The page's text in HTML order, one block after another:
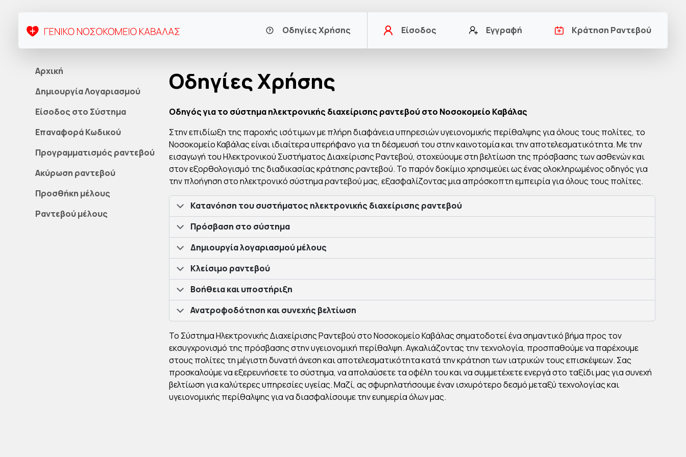
Κράτηση Ραντεβού
Εγγραφή
Είσοδος
Οδηγίες Χρήσης
Αρχική
Δημιουργία Λογαριασμού
Είσοδος στο Σύστημα
Επαναφορά Κωδικού
Προγραμματισμός ραντεβού
Ακύρωση ραντεβού
Προσθήκη μέλους
Ραντεβού μέλους
Οδηγίες Χρήσης
Οδηγός για το σύστημα ηλεκτρονικής διαχείρισης ραντεβού στο Νοσοκομείο Καβάλας
Στην επιδίωξη της παροχής ισότιμων με πλήρη διαφάνεια υπηρεσιών υγειονομικής περίθαλψης για όλους τους πολίτες, το
Νοσοκομείο Καβάλας είναι ιδιαίτερα υπερήφανο για τη δέσμευσή του στην καινοτομία και την αποτελεσματικότητα. Με την
εισαγωγή του Ηλεκτρονικού Συστήματος Διαχείρισης Ραντεβού, στοχεύουμε στη βελτίωση της πρόσβασης των ασθενών και
στον εξορθολογισμό της διαδικασίας κράτησης ραντεβού. Το παρόν δοκίμιο χρησιμεύει ως ένας ολοκληρωμένος οδηγός για
την πλοήγηση στο ηλεκτρονικό σύστημα ραντεβού μας, εξασφαλίζοντας μια απρόσκοπτη εμπειρία για όλους τους πολίτες.
Κατανόηση του συστήματος ηλεκτρονικής διαχείρισης ραντεβού
Πρόσβαση στο σύστημα
Δημιουργία λογαριασμού μέλους
Κλείσιμο ραντεβού
Βοήθεια και υποστήριξη
Ανατροφοδότηση και συνεχής βελτίωση
Το Σύστημα Ηλεκτρονικής Διαχείρισης Ραντεβού στο Νοσοκομείο Καβάλας σηματοδοτεί ένα σημαντικό βήμα προς τον
εκσυγχρονισμό της πρόσβασης στην υγειονομική περίθαλψη. Αγκαλιάζοντας την τεχνολογία, προσπαθούμε να παρέχουμε
στους πολίτες τη μέγιστη δυνατή άνεση και αποτελεσματικότητα κατά την κράτηση των ιατρικών τους επισκέψεων. Σας
προσκαλούμε να εξερευνήσετε το σύστημα, να απολαύσετε τα οφέλη του και να συμμετέχετε ενεργά στο ταξίδι μας για συνεχή
βελτίωση για καλύτερες υπηρεσίες υγείας. Μαζί, ας σφυρηλατήσουμε έναν ισχυρότερο δεσμό μεταξύ τεχνολογίας και
υγειονομικής περίθαλψης για να διασφαλίσουμε την ευημερία όλων μας.